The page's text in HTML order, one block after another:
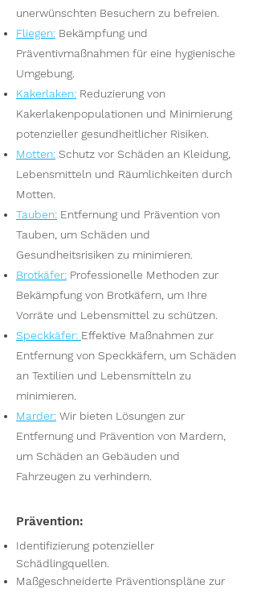
unerwünschten Besuchern zu befreien.
Fliegen: Bekämpfung und
Präventivmaßnahmen für eine hygienische
Umgebung.
Kakerlaken: Reduzierung von
Kakerlakenpopulationen und Minimierung
potenzieller gesundheitlicher Risiken.
Motten: Schutz vor Schäden an Kleidung,
Lebensmitteln und Räumlichkeiten durch
Motten.
Tauben: Entfernung und Prävention von
Tauben, um Schäden und
Gesundheitsrisiken zu minimieren.
Brotkäfer: Professionelle Methoden zur
Bekämpfung von Brotkäfern, um Ihre
Vorräte und Lebensmittel zu schützen.
Speckkäfer: Effektive Maßnahmen zur
Entfernung von Speckkäfern, um Schäden
an Textilien und Lebensmitteln zu
minimieren.
Marder: Wir bieten Lösungen zur
Entfernung und Prävention von Mardern,
um Schäden an Gebäuden und
Fahrzeugen zu verhindern.
Prävention:
Identifizierung potenzieller
Schädlingquellen.
Maßgeschneiderte Präventionspläne zur